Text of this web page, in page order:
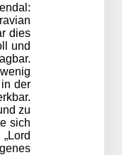
dies
und
der
zu
sich